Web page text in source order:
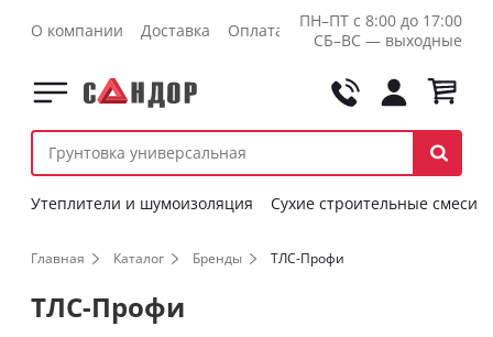
О компании Доставка Оплата Контакты Оптовикам
ПН–ПТ с 8:00 до 17:00
СБ–ВС — выходные
Утеплители и шумоизоляция Сухие строительные смеси
Главная Каталог Бренды ТЛС-Профи
ТЛС-Профи